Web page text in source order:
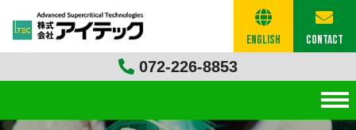
072-226-8853
English Contact